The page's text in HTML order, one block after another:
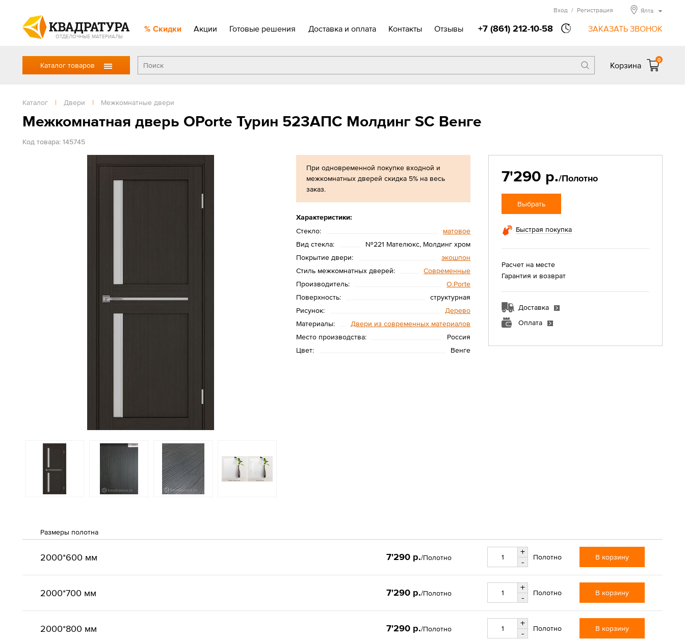
ОТДЕЛОЧНЫЕ МАТЕРИАЛЫ
Скидки Акции Готовые решения Доставка и оплата Контакты Отзывы +7 (861) 212-10-58 ЗАКАЗАТЬ ЗВОНОК
Вход / Регистрация Ялта
Каталог товаров Корзина
0
Каталог | Двери | Межкомнатные двери
Межкомнатная дверь OPorte Турин 523АПС Молдинг SC Венге
Код товара: 145745
При одновременной покупке входной и
межкомнатных дверей скидка 5% на весь
заказ.
Характеристики:
Стекло:
матовое
Вид стекла:
№221 Мателюкс, Молдинг хром
Покрытие двери:
экошпон
Стиль межкомнатных дверей:
Современные
Производитель:
O.Porte
Поверхность:
структурная
Рисунок:
Дерево
Материалы:
Двери из современных материалов
Место производства:
Россия
Цвет:
Венге
7'290 р./Полотно
Выбрать
Быстрая покупка
Расчет на месте
Гарантия и возврат
Доставка
Оплата
Размеры полотна
2000*600 мм 7'290 р./Полотно
+
-
Полотно В корзину
2000*700 мм 7'290 р./Полотно
+
-
Полотно В корзину
2000*800 мм 7'290 р./Полотно
+
-
Полотно В корзину